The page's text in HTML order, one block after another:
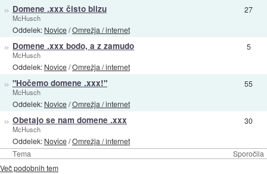
Tema Sporočila
» Domene .xxx čisto blizu
McHusch
Oddelek: Novice/Omrežja / internet
27
» Domene .xxx bodo, a z zamudo
McHusch
Oddelek: Novice/Omrežja / internet
5
» "Hočemo domene .xxx!"
McHusch
Oddelek: Novice/Omrežja / internet
55
» Obetajo se nam domene .xxx
McHusch
Oddelek: Novice/Omrežja / internet
30
Več podobnih tem